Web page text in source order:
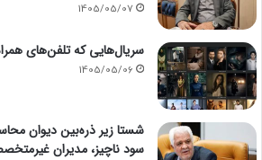
1405/05/07
سریال‌هایی که تلفن‌های
1405/05/06
شستا زیر ذره‌بین دیوان
سود ناچیز، مدیران